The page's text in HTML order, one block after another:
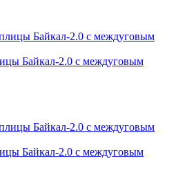
Байкал-2.0 с междуговым
Байкал-2.0 с междуговым